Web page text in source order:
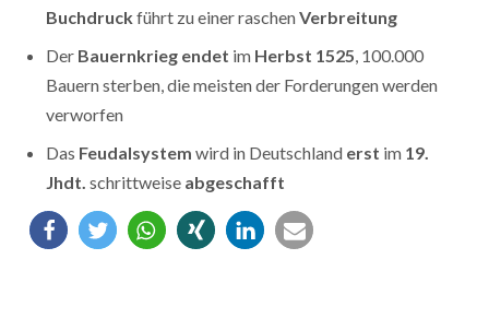
Buchdruckführt zu einer raschenVerbreitung
Der Bauernkrieg endet im Herbst 1525, 100.000
Bauern sterben, die meisten der Forderungen werden
verworfen
Das Feudalsystem wird in Deutschland erst im 19.
Jhdt. schrittweise abgeschafft